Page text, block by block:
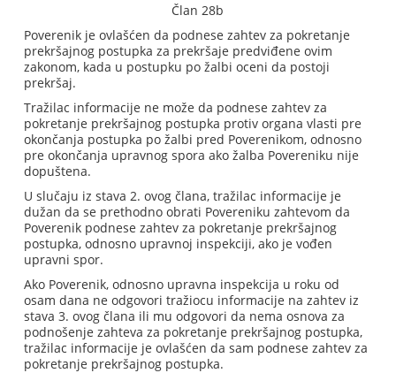
Član 28b
Poverenik je ovlašćen da podnese zahtev za pokretanje
prekršajnog postupka za prekršaje predviđene ovim
zakonom, kada u postupku po žalbi oceni da postoji
prekršaj.
Tražilac informacije ne može da podnese zahtev za
pokretanje prekršajnog postupka protiv organa vlasti pre
okončanja postupka po žalbi pred Poverenikom, odnosno
pre okončanja upravnog spora ako žalba Povereniku nije
dopuštena.
U slučaju iz stava 2. ovog člana, tražilac informacije je
dužan da se prethodno obrati Povereniku zahtevom da
Poverenik podnese zahtev za pokretanje prekršajnog
postupka, odnosno upravnoj inspekciji, ako je vođen
upravni spor.
Ako Poverenik, odnosno upravna inspekcija u roku od
osam dana ne odgovori tražiocu informacije na zahtev iz
stava 3. ovog člana ili mu odgovori da nema osnova za
podnošenje zahteva za pokretanje prekršajnog postupka,
tražilac informacije je ovlašćen da sam podnese zahtev za
pokretanje prekršajnog postupka.